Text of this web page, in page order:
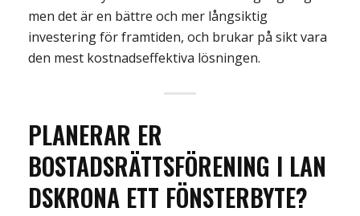
men det är en bättre och mer långsiktig
investeringförframtiden, och brukar på sikt vara
den mest kostnadseffektiva lösningen.
PLANERAR ER
BOSTADSRÄTTSFÖRENING I LAN
DSKRONA ETT FÖNSTERBYTE?